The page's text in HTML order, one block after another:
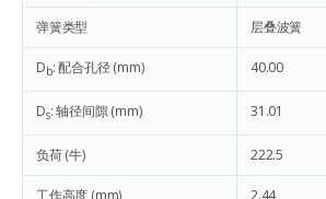
弹簧类型 层叠波簧
Db: 配合孔径 (mm) 40.00
Ds: 轴径间隙 (mm) 31.01
负荷 (牛) 222.5
工作高度 (mm) 2.44